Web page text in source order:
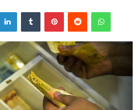
LinkedinTumblr PinterestReddit